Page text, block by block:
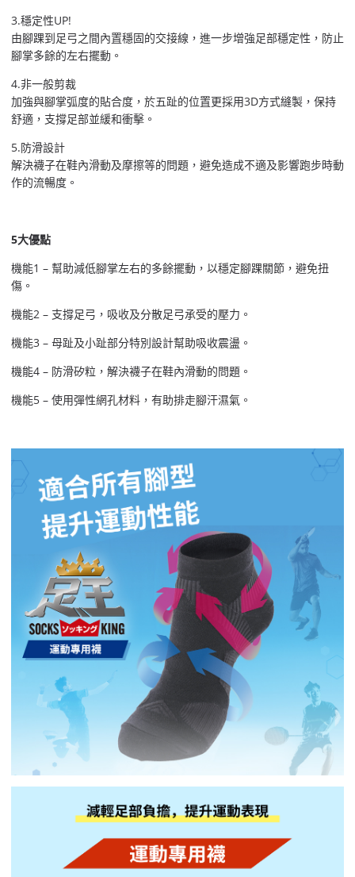
3.穩定性UP!
由腳踝到足弓之間內置穩固的交接線，進一步增強足部穩定性，防止
腳掌多餘的左右擺動。
4.非一般剪裁
加強與腳掌弧度的貼合度，於五趾的位置更採用3D方式縫製，保持
舒適，支撐足部並緩和衝擊。
5.防滑設計
解決襪子在鞋內滑動及摩擦等的問題，避免造成不適及影響跑步時動
作的流暢度。
5大優點
機能1 – 幫助減低腳掌左右的多餘擺動，以穩定腳踝關節，避免扭
傷。
機能2 – 支撐足弓，吸收及分散足弓承受的壓力。
機能3 – 母趾及小趾部分特別設計幫助吸收震盪。
機能4 – 防滑矽粒，解決襪子在鞋內滑動的問題。
機能5 – 使用彈性網孔材料，有助排走腳汗濕氣。